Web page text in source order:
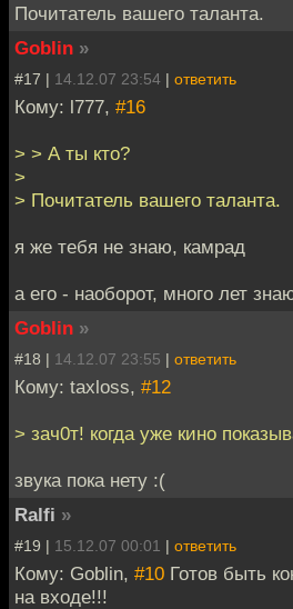
Почитатель вашего таланта.
Goblin »
#17 | 14.12.07 23:54 | ответить
Кому: l777, #16
> > А ты кто?
>
> Почитатель вашего таланта.
я же тебя не знаю, камрад
а его - наоборот, много лет
Goblin »
#18 | 14.12.07 23:55 | ответить
Кому: taxloss, #12
> зач0т! когда уже кино
звука пока нету :(
Ralfi »
#19 | 15.12.07 00:01 | ответить
Кому: Goblin, #10 Готов быть
на входе!!!